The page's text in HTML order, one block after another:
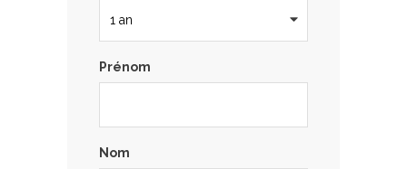
Prénom
Nom